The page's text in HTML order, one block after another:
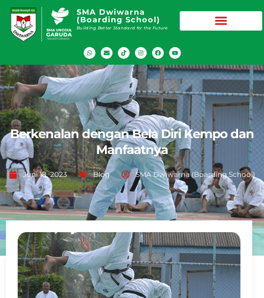
SMA Dwiwarna
(Boarding School)
Building Better Standard for the Future
Berkenalan dengan Bela Diri Kempo dan
Manfaatnya
Juni 18, 2023 Blog SMA Dwiwarna (Boarding School)